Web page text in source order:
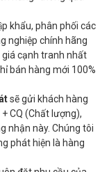
khẩu, phân phối các
nghiệp chính hãng
giá cạnh tranh nhất
bán hàng mới 100%
sẽ gửi khách hàng
CQ (Chất lượng),
nhận này. Chúng tôi
phát hiện là hàng